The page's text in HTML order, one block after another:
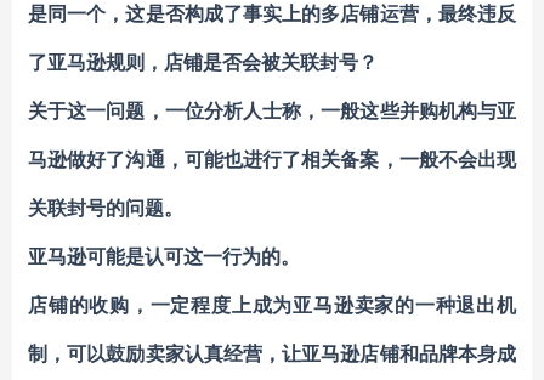
是同一个，这是否构成了事实上的多店铺运营，最终违反
了亚马逊规则，店铺是否会被关联封号？
关于这一问题，一位分析人士称，一般这些并购机构与亚
马逊做好了沟通，可能也进行了相关备案，一般不会出现
关联封号的问题。
亚马逊可能是认可这一行为的。
店铺的收购，一定程度上成为亚马逊卖家的一种退出机
制，可以鼓励卖家认真经营，让亚马逊店铺和品牌本身成